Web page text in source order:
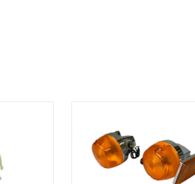
AGGIUNGI AL
CARRELLO